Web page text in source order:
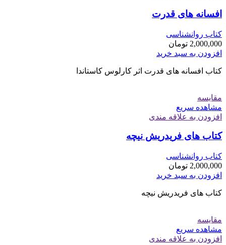
افسانه های قدرت
کتاب روانشناسی
2,000,000 تومان
افزودن به سبد خرید
کتاب افسانه های قدرت اثر کارلوس کاستاندا
مقایسه
مشاهده سریع
افزودن به علاقه مندی
کتاب های فریدریش نیچه
کتاب روانشناسی
2,000,000 تومان
افزودن به سبد خرید
کتاب های فریدریش نیچه
مقایسه
مشاهده سریع
افزودن به علاقه مندی